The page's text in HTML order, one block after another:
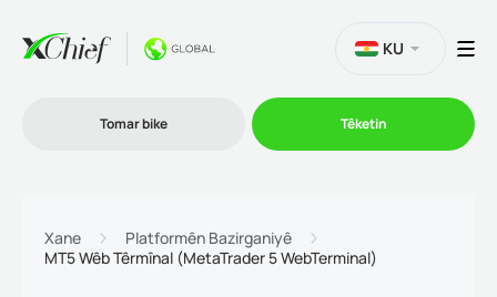
KU
Tomar bike Têketin
Xane
Platformên Bazirganiyê
MT5 Wêb Têrmînal (MetaTrader 5 WebTerminal)